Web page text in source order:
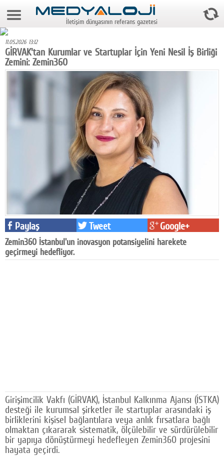
7 Ağustos 2026 2:48:52
Foto Galeri
Video Galeri
Televizyon
Dünya
Pr
Facebook
Diziler
SOSYAL MEDYA
Facebook
Twitter
İletişim dünyasının referans gazetesi
11.05.2026 13:12
GİRVAK'tan Kurumlar ve Startuplar İçin Yeni Nesil İş Birliği
Zemini: Zemin360
Paylaş Tweet Google+
Zemin360 İstanbul'un inovasyon potansiyelini harekete
geçirmeyi hedefliyor.
Girişimcilik Vakfı (GİRVAK), İstanbul Kalkınma Ajansı (İSTKA)
desteği ile kurumsal şirketler ile startuplar arasındaki iş
birliklerini kişisel bağlantılara veya anlık fırsatlara bağlı
olmaktan çıkararak sistematik, ölçülebilir ve sürdürülebilir
bir yapıya dönüştürmeyi hedefleyen Zemin360 projesini
hayata geçirdi.